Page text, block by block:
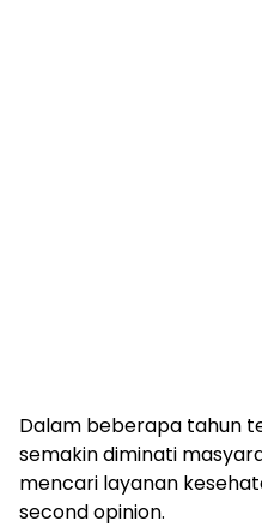
Dalam beberapa tahun
semakin diminati
mencari layanan
second opinion.